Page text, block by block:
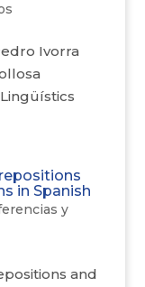
Ivorra
in Spanish
y
and